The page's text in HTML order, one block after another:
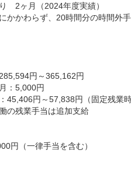
　2ヶ月（2024年度実績）
かかわらず、20時間分の時間外
円～365,162円
：5,000円
45,406円～57,838円（固定残業
の残業手当は追加支給
円（一律手当を含む）